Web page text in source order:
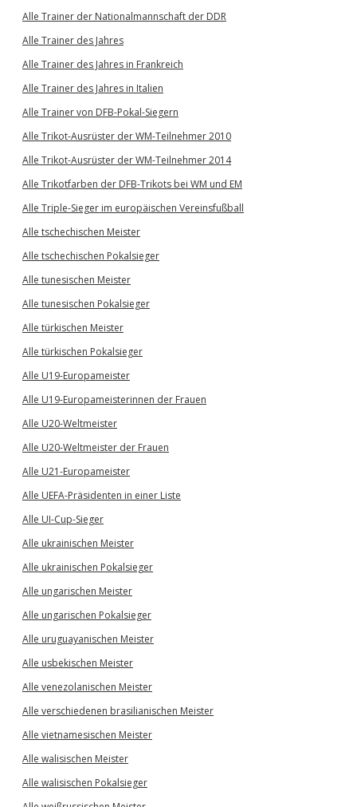
Alle Trainer der Nationalmannschaft der DDR
Alle Trainer des Jahres
Alle Trainer des Jahres in Frankreich
Alle Trainer des Jahres in Italien
Alle Trainer von DFB-Pokal-Siegern
Alle Trikot-Ausrüster der WM-Teilnehmer 2010
Alle Trikot-Ausrüster der WM-Teilnehmer 2014
Alle Trikotfarben der DFB-Trikots bei WM und EM
Alle Triple-Sieger im europäischen Vereinsfußball
Alle tschechischen Meister
Alle tschechischen Pokalsieger
Alle tunesischen Meister
Alle tunesischen Pokalsieger
Alle türkischen Meister
Alle türkischen Pokalsieger
Alle U19-Europameister
Alle U19-Europameisterinnen der Frauen
Alle U20-Weltmeister
Alle U20-Weltmeister der Frauen
Alle U21-Europameister
Alle UEFA-Präsidenten in einer Liste
Alle UI-Cup-Sieger
Alle ukrainischen Meister
Alle ukrainischen Pokalsieger
Alle ungarischen Meister
Alle ungarischen Pokalsieger
Alle uruguayanischen Meister
Alle usbekischen Meister
Alle venezolanischen Meister
Alle verschiedenen brasilianischen Meister
Alle vietnamesischen Meister
Alle walisischen Meister
Alle walisischen Pokalsieger